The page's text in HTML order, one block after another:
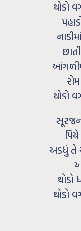
થોડો
થોડો
અડધું તે
થોડો
થોડો